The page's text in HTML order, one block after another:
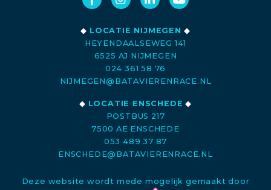
◆ LOCATIE NIJMEGEN ◆
HEYENDAALSEWEG 141
6525 AJ NIJMEGEN
024 361 58 76
NIJMEGEN@BATAVIERENRACE.NL
◆ LOCATIE ENSCHEDE ◆
POSTBUS 217
7500 AE ENSCHEDE
053 489 37 87
ENSCHEDE@BATAVIERENRACE.NL
Deze website wordt mede mogelijk gemaakt door